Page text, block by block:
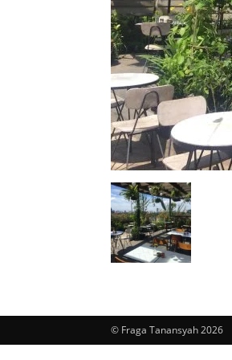
© Fraga Tanansyah 2026